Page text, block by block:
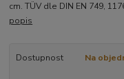
cm. TÜV dle DIN EN 749,
popis
Dostupnost Na